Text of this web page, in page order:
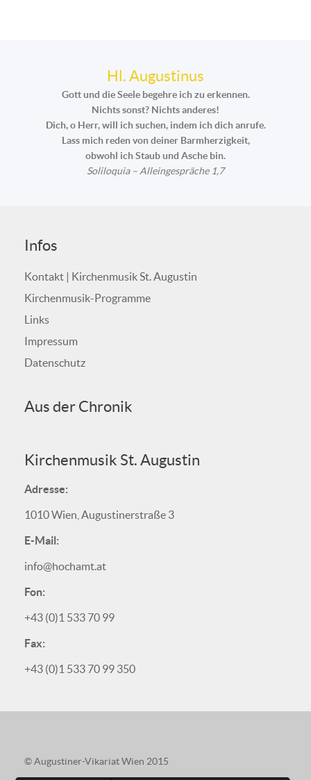
Hl. Augustinus
Gott und die Seele begehre ich zu erkennen.
Nichts sonst? Nichts anderes!
Dich, o Herr, will ich suchen, indem ich dich anrufe.
Lass mich reden von deiner Barmherzigkeit,
obwohl ich Staub und Asche bin.
Soliloquia – Alleingespräche 1,7
Infos
Kontakt | Kirchenmusik St. Augustin
Kirchenmusik-Programme
Links
Impressum
Datenschutz
Aus der Chronik
Kirchenmusik St. Augustin
Adresse:
1010 Wien, Augustinerstraße 3
E-Mail:
info@hochamt.at
Fon:
+43 (0)1 533 70 99
Fax:
+43 (0)1 533 70 99 350
© Augustiner-Vikariat Wien 2015